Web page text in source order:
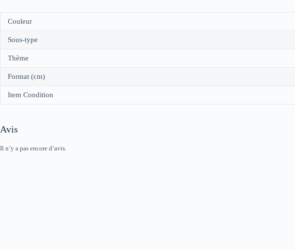
Couleur
Sous-type
Thème
Format (cm)
Item Condition
Avis
Il n’y a pas encore d’avis.